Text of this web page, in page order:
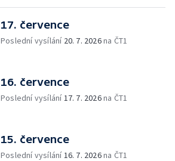
17. července
Poslední vysílání 20. 7. 2026na ČT1
16. července
Poslední vysílání17. 7. 2026na ČT1
15. července
Poslední vysílání16. 7. 2026na ČT1